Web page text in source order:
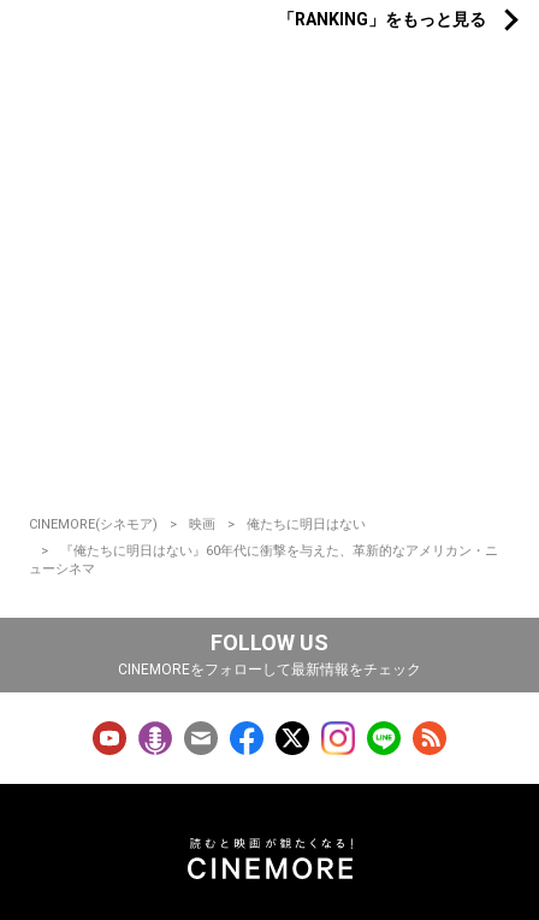
「RANKING」をもっと見る
CINEMORE(シネモア) 映画
俺たちに明日はない
『俺たちに明日はない』60年代に衝撃を与えた、革新的なアメリカン・ニ
ューシネマ
FOLLOW US
CINEMOREをフォローして最新情報をチェック